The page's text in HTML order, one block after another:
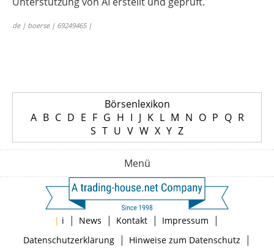
de | boerse | 69249465 |
Börsenlexikon
A B C D E F G H I J K L M N O P Q R
S T U V W X Y Z
Menü
| i | News | Kontakt | Impressum |
Datenschutzerklärung| Hinweise zum Datenschutz |